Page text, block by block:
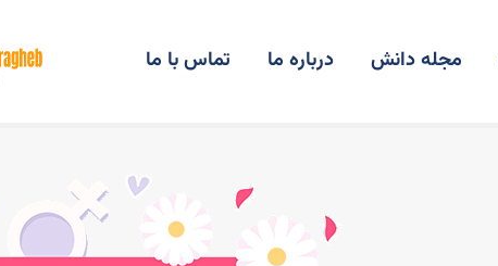
مجله دانش درباره ما تماس با ما